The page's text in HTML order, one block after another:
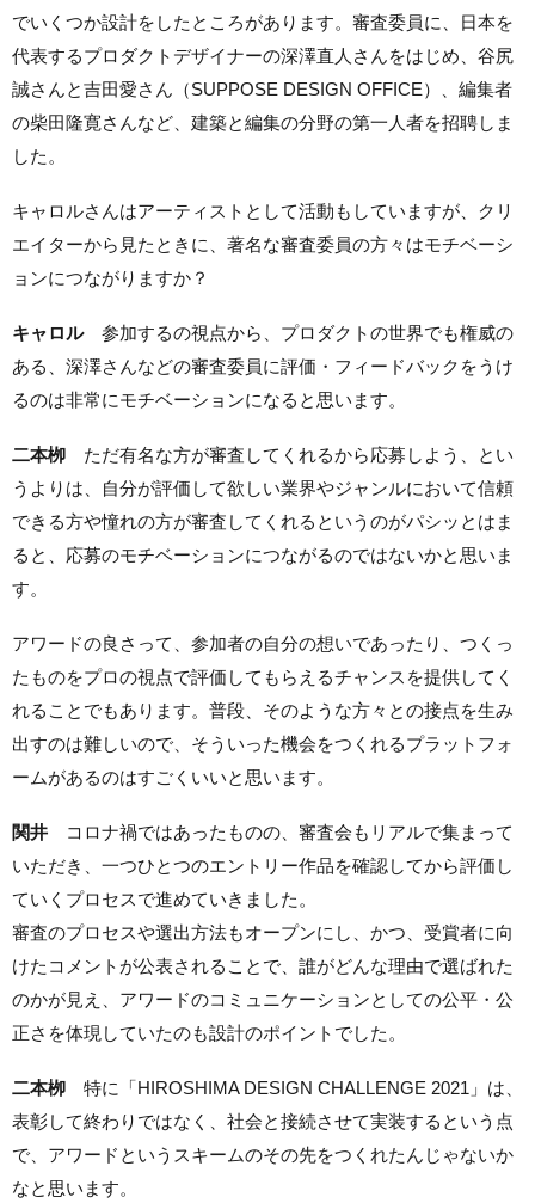
でいくつか設計をしたところがあります。審査委員に、日本を
代表するプロダクトデザイナーの深澤直人さんをはじめ、谷尻
誠さんと吉田愛さん（SUPPOSE DESIGN OFFICE）、編集者
の柴田隆寛さんなど、建築と編集の分野の第一人者を招聘しま
した。
キャロルさんはアーティストとして活動もしていますが、クリ
エイターから見たときに、著名な審査委員の方々はモチベーシ
ョンにつながりますか？
キャロル参加するの視点から、プロダクトの世界でも権威の
ある、深澤さんなどの審査委員に評価・フィードバックをうけ
るのは非常にモチベーションになると思います。
二本栁 ただ有名な方が審査してくれるから応募しよう、とい
うよりは、自分が評価して欲しい業界やジャンルにおいて信頼
できる方や憧れの方が審査してくれるというのがパシッとはま
ると、応募のモチベーションにつながるのではないかと思いま
す。
アワードの良さって、参加者の自分の想いであったり、つくっ
たものをプロの視点で評価してもらえるチャンスを提供してく
れることでもあります。普段、そのような方々との接点を生み
出すのは難しいので、そういった機会をつくれるプラットフォ
ームがあるのはすごくいいと思います。
関井 コロナ禍ではあったものの、審査会もリアルで集まって
いただき、一つひとつのエントリー作品を確認してから評価し
ていくプロセスで進めていきました。
審査のプロセスや選出方法もオープンにし、かつ、受賞者に向
けたコメントが公表されることで、誰がどんな理由で選ばれた
のかが見え、アワードのコミュニケーションとしての公平・公
正さを体現していたのも設計のポイントでした。
二本栁 特に「HIROSHIMA DESIGN CHALLENGE 2021」は、
表彰して終わりではなく、社会と接続させて実装するという点
で、アワードというスキームのその先をつくれたんじゃないか
なと思います。